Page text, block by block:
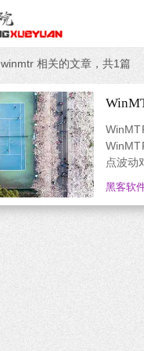
winmtr 相关的文章，共1篇
点波动
黑客软